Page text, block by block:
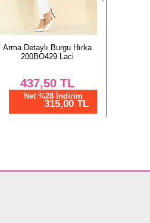
Figür Detaylı Merserize Hırka
3207UZ662 Bordo
1.875,02TL
Net %76 İndirim
450,01 TL